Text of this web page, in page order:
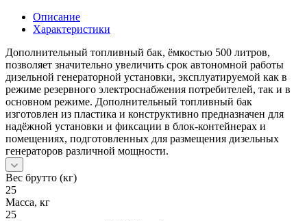
Описание
Характеристики
Дополнительный топливный бак, ёмкостью 500 литров,
позволяет значительно увеличить срок автономной работы
дизельной генераторной установки, эксплуатируемой как в
режиме резервного электроснабжения потребителей, так и в
основном режиме. Дополнительный топливный бак
изготовлен из пластика и конструктивно предназначен для
надёжной установки и фиксации в блок-контейнерах и
помещениях, подготовленных для размещения дизельных
генераторов различной мощности.
Вес брутто (кг)
25
Масса, кг
25